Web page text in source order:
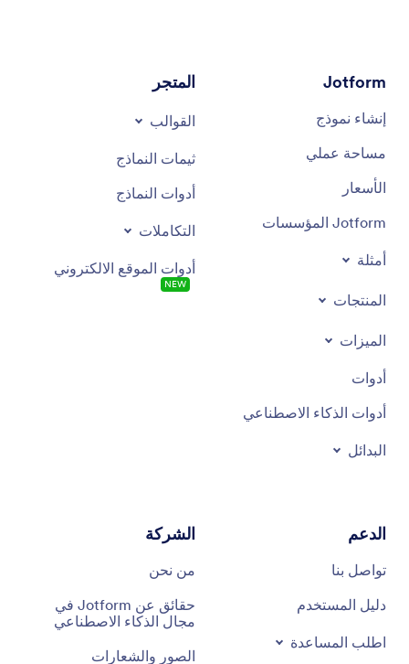
Jotform
إنشاء نموذج
مساحة عملي
الأسعار
Jotform المؤسسات
أمثلة
المنتجات
الميزات
أدوات
أدوات الذكاء الاصطناعي
البدائل
المتجر
القوالب
ثيمات النماذج
أدوات النماذج
التكاملات
أدوات الموقع الالكتروني
NEW
الدعم
تواصل بنا
دليل المستخدم
اطلب المساعدة
الشركة
من نحن
حقائق عن Jotform في
مجال الذكاء الاصطناعي
الصور والشعارات